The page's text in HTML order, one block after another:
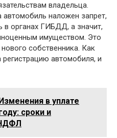
владельца.
наложен запрет,
в органах ГИБДД, а значит,
имуществом. Это
собственника. Как
регистрацию автомобиля, и
в уплате
сроки и